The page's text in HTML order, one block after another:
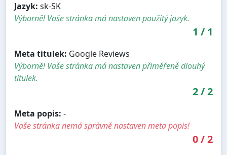
Jazyk: sk-SK
Výborně! Vaše stránka má nastaven použitý jazyk.
1 / 1
Meta titulek: Google Reviews
Výborně! Vaše stránka má nastaven přiměřeně dlouhý
titulek.
2/2
Meta popis: -
Vaše stránka nemá správně nastaven meta popis!
0/2